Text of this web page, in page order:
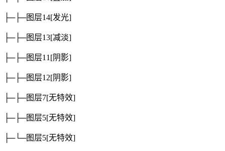
├─├─图层14[发光]
├─├─图层13[减淡]
├─├─图层11 [阴影]
├─├─图层12[阴影]
├─├─图层7[无特效]
├─├─图层5[无特效]
├─└─图层5[无特效]